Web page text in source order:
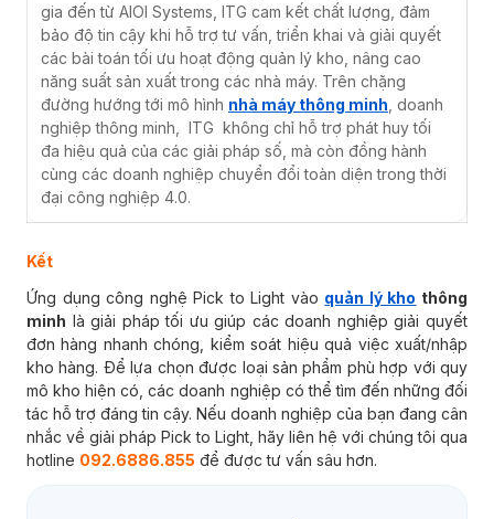
gia đến từ AIOI Systems, ITG cam kết chất lượng, đảm
bảo độ tin cậy khi hỗ trợ tư vấn, triển khai và giải quyết
các bài toán tối ưu hoạt động quản lý kho, nâng cao
năng suất sản xuất trong các nhà máy. Trên chặng
đường hướng tới mô hình nhà máy thông minh , doanh
nghiệp thông minh, ITG không chỉ hỗ trợ phát huy tối
đa hiệu quả của các giải pháp số, mà còn đồng hành
cùng các doanh nghiệp chuyển đổi toàn diện trong thời
đại công nghiệp 4.0.
Kết
Ứng dụng công nghệ Pick to Light vào quản lý kho thông
minh là giải pháp tối ưu giúp các doanh nghiệp giải quyết
đơn hàng nhanh chóng, kiểm soát hiệu quả việc xuất/nhập
kho hàng. Để lựa chọn được loại sản phẩm phù hợp với quy
mô kho hiện có, các doanh nghiệp có thể tìm đến những đối
tác hỗ trợ đáng tin cậy. Nếu doanh nghiệp của bạn đang cân
nhắc về giải pháp Pick to Light, hãy liên hệ với chúng tôi qua
hotline 092.6886.855 để được tư vấn sâu hơn.